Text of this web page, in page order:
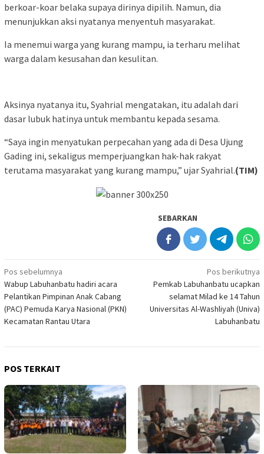
berkoar-koar belaka supaya dirinya dipilih. Namun, dia
menunjukkan aksi nyatanya menyentuh masyarakat.
Ia menemui warga yang kurang mampu, ia terharu melihat
warga dalam kesusahan dan kesulitan.
Aksinya nyatanya itu, Syahrial mengatakan, itu adalah dari
dasar lubuk hatinya untuk membantu kepada sesama.
“Saya ingin menyatukan perpecahan yang ada di Desa Ujung
Gading ini, sekaligus memperjuangkan hak-hak rakyat
terutama masyarakat yang kurang mampu,” ujar Syahrial.(TIM)
SEBARKAN
Navigasi
pos
Pos sebelumnya
Wabup Labuhanbatu hadiri acara
Pelantikan Pimpinan Anak Cabang
(PAC) Pemuda Karya Nasional (PKN)
Kecamatan Rantau Utara
Pos berikutnya
Pemkab Labuhanbatu ucapkan
selamat Milad ke 14 Tahun
Universitas Al-Washliyah (Univa)
Labuhanbatu
POS TERKAIT